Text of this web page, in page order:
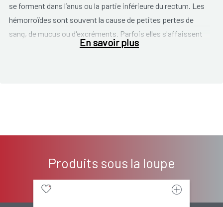
Produits sous la loupe
se forment dans l’anus ou la partie inférieure du rectum. Les
hémorroïdes sont souvent la cause de petites pertes de
sang, de mucus ou d'excréments. Parfois elles s'affaissent
vers l'extérieur lorsqu'on va à selle, cela donne une sensation
plus souvent spontanément.
En savoir plus